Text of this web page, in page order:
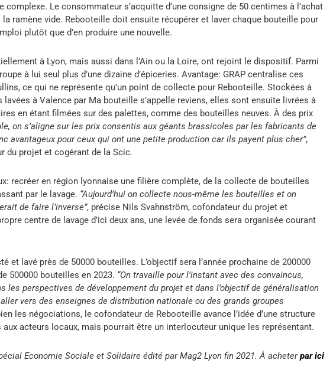
Le consommateur s’acquitte d’une consigne de 50 centimes à l’achat
ramène vide. Rebooteille doit ensuite récupérer et laver chaque bouteille pour
plutôt que d’en produire une nouvelle.
à Lyon, mais aussi dans l’Ain ou la Loire, ont rejoint le dispositif. Parmi
à lui seul plus d’une dizaine d’épiceries. Avantage: GRAP centralise ces
ce qui ne représente qu’un point de collecte pour Rebooteille. Stockées à
lavées à Valence par Ma bouteille s’appelle reviens, elles sont ensuite livrées à
en étant filmées sur des palettes, comme des bouteilles neuves. À des prix
on s’aligne sur les prix consentis aux géants brassicoles par les fabricants de
avantageux pour ceux qui ont une petite production car ils payent plus cher”,
du projet et cogérant de la Scic.
recréer en région lyonnaise une filière complète, de la collecte de bouteilles
par le lavage. “Aujourd’hui on collecte nous-même les bouteilles et on
de faire l’inverse”, précise Nils Svahnström, cofondateur du projet et
centre de lavage d’ici deux ans, une levée de fonds sera organisée courant
et lavé près de 50000 bouteilles. L’objectif sera l’année prochaine de 200000
500000 bouteilles en 2023. “On travaille pour l’instant avec des convaincus,
les perspectives de développement du projet et dans l’objectif de généralisation
vers des enseignes de distribution nationale ou des grands groupes
les négociations, le cofondateur de Rebooteille avance l’idée d’une structure
acteurs locaux, mais pourrait être un interlocuteur unique les représentant.
Economie Sociale et Solidaire édité par Mag2 Lyon fin 2021. À acheterpar ici